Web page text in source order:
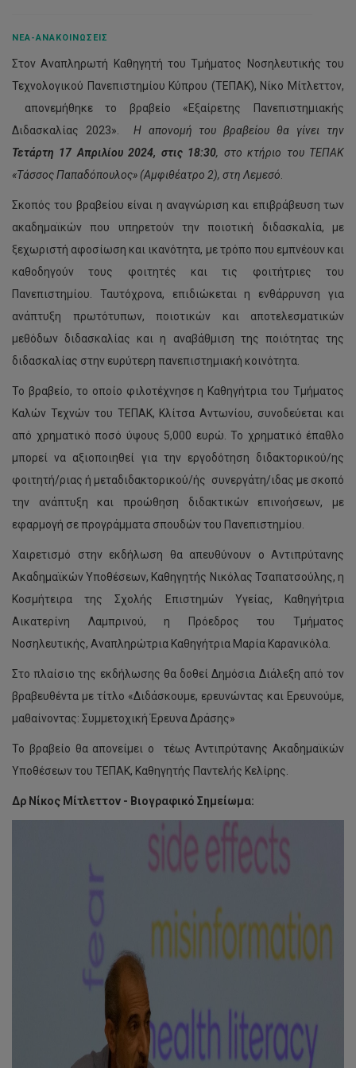
ΝΈΑ-ΑΝΑΚΟΙΝΏΣΕΙΣ
Στον Αναπληρωτή Καθηγητή του Τμήματος Νοσηλευτικής του
Τεχνολογικού Πανεπιστημίου Κύπρου (ΤΕΠΑΚ), Νίκο Μίτλεττον,
απονεμήθηκε το βραβείο «Εξαίρετης Πανεπιστημιακής
Διδασκαλίας 2023». Η απονομή του βραβείου θα γίνει την
Τετάρτη 17 Απριλίου 2024, στις 18:30, στο κτήριο του ΤΕΠΑΚ
«Τάσσος Παπαδόπουλος» (Αμφιθέατρο 2), στη Λεμεσό
Σκοπός του βραβείου είναι η αναγνώριση και επιβράβευση των
ακαδημαϊκών που υπηρετούν την ποιοτική διδασκαλία, με
ξεχωριστή αφοσίωση και ικανότητα, με τρόπο που εμπνέουν και
καθοδηγούν τους φοιτητές και τις φοιτήτριες του
Πανεπιστημίου. Ταυτόχρονα, επιδιώκεται η ενθάρρυνση για
ανάπτυξη πρωτότυπων, ποιοτικών και αποτελεσματικών
μεθόδων διδασκαλίας και η αναβάθμιση της ποιότητας της
διδασκαλίας στην ευρύτερη πανεπιστημιακή κοινότητα.
Το βραβείο, το οποίο φιλοτέχνησε η Καθηγήτρια του Τμήματος
Καλών Τεχνών του ΤΕΠΑΚ, Κλίτσα Αντωνίου, συνοδεύεται και
από χρηματικό ποσό ύψους 5,000 ευρώ. Το χρηματικό έπαθλο
μπορεί να αξιοποιηθεί για την εργοδότηση διδακτορικού/ης
φοιτητή/ριας ή μεταδιδακτορικού/ής συνεργάτη/ιδας με σκοπό
την ανάπτυξη και προώθηση διδακτικών επινοήσεων, με
εφαρμογή σε προγράμματα σπουδών του Πανεπιστημίου.
Χαιρετισμό στην εκδήλωση θα απευθύνουν ο Αντιπρύτανης
Ακαδημαϊκών Υποθέσεων, Καθηγητής Νικόλας Τσαπατσούλης, η
Κοσμήτειρα της Σχολής Επιστημών Υγείας, Καθηγήτρια
Αικατερίνη Λαμπρινού, η Πρόεδρος του Τμήματος
Νοσηλευτικής, Αναπληρώτρια Καθηγήτρια Μαρία Καρανικόλα.
Στο πλαίσιο της εκδήλωσης θα δοθεί Δημόσια Διάλεξη από τον
βραβευθέντα με τίτλο «Διδάσκουμε, ερευνώντας και Ερευνούμε,
μαθαίνοντας: Συμμετοχική Έρευνα Δράσης»
Το βραβείο θα απονείμει ο τέως Αντιπρύτανης Ακαδημαϊκών
Υποθέσεων του ΤΕΠΑΚ, Καθηγητής Παντελής Κελίρης.
Δρ Νίκος Μίτλεττον - Bιογραφικό Σημείωμα: